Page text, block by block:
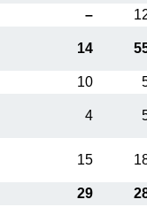
–
14
10
4
15
29